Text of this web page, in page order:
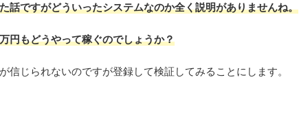
話ですがどういったシステムなのか全く説明がありませんね。
円もどうやって稼ぐのでしょうか？
信じられないのですが登録して検証してみることにします。